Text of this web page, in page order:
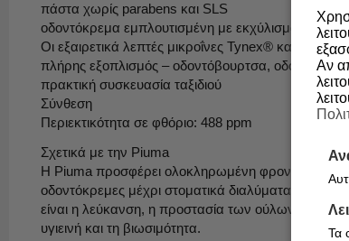
πάστα χωρίς parabens και SLS
οδοντόκρεμα εμπλουτισμένη με εκχύλισμα φυτού
Οι εξαιρετικά λεπτές μικροΐνες Tynex®
πλήρης εξοπλισμός – οδοντόβουρτσα,
πρακτική συσκευασία ταξιδιού
Σύνθεση
Περιεκτικότητα σε φθόριο: 488 ppm
Σχετικά με την Piuma
Η Piuma προσφέρει ολοκληρωμένη φροντίδα
οδοντόκρεμες μέχρι στοματικά διαλύματα και
είναι η λεύκανση, η προστασία των ούλων, η
υγιεινή και τη βιωσιμότητα.
Αν
Τα